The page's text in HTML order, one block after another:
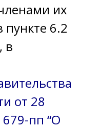
их
6.2
в
от 28
679-пп “О